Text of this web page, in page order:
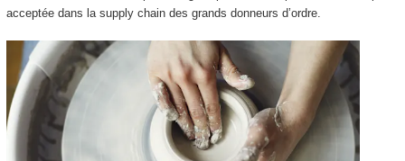
acceptée dans la supply chain des grands donneurs d’ordre.